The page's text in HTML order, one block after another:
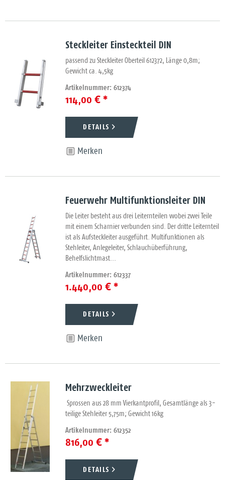
Steckleiter Einsteckteil DIN
passend zu Steckleiter Oberteil 612372, Länge 0,8m;
Gewicht ca. 4,5kg
Artikelnummer: 612374
114,00 € *
DETAILS
Merken
Feuerwehr Multifunktionsleiter DIN
Die Leiter besteht aus drei Leiternteilen wobei zwei Teile
mit einem Scharnier verbunden sind. Der dritte Leiternteil
ist als Aufsteckleiter ausgeführt. Multifunktionen als
Stehleiter, Anlegeleiter, Schlauchüberführung,
Behelfslichtmast...
Artikelnummer: 612337
1.440,00 € *
DETAILS
Merken
Mehrzweckleiter
Sprossen aus 28 mm Vierkantprofil, Gesamtlänge als 3-
teilige Stehleiter 5,75m; Gewicht 16kg
Artikelnummer: 612352
816,00 € *
DETAILS